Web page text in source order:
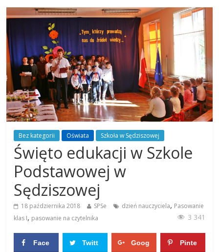
Bez kategorii Oświata Szkoła w Sędziszowej
Święto edukacji w Szkole
Podstawowej w
Sędziszowej
18 października 2018 SPSe dzień nauczyciela, Pasowanie
klas I, pasowanie na czytelnika 3 341
Face Twitt Goog Pinte